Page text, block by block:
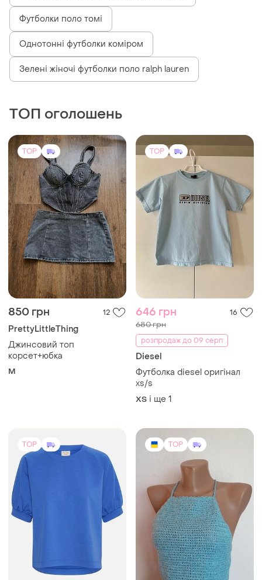
Футболки поло томі
Однотонні футболки коміром
Зелені жіночі футболки поло ralph lauren
ТОП оголошень
TOP
850 грн 12
PrettyLittleThing
Джинсовий топ
корсет+юбка
M
TOP
646 грн 16
680 грн
розпродаж до 09 серп
Diesel
Футболка diesel оригінал
xs/s
ХS і ще 1
TOP TOP